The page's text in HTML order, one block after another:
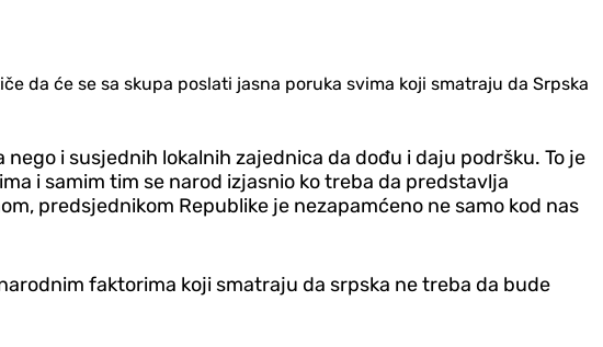
da će se sa skupa poslati jasna poruka svima koji smatraju da Srpska
i susjednih lokalnih zajednica da dođu i daju podršku. To je
i samim tim se narod izjasnio ko treba da predstavlja
predsjednikom Republike je nezapamćeno ne samo kod nas
faktorima koji smatraju da srpska ne treba da bude